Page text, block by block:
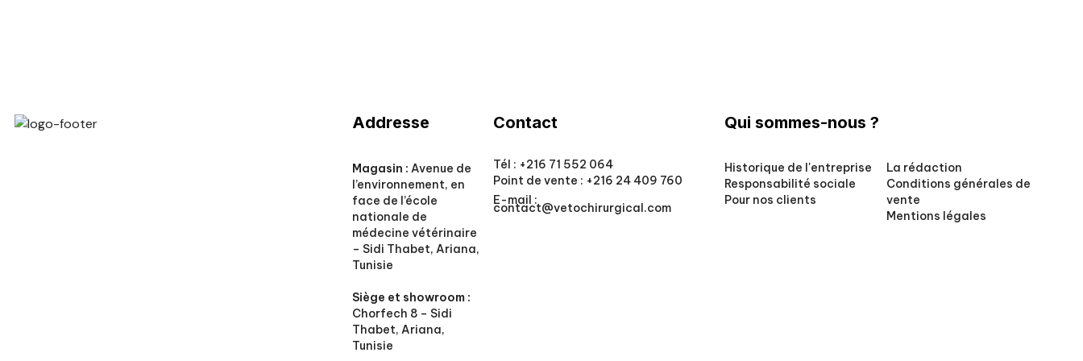
Addresse
Magasin : Avenue de
l’environnement, en
face de l’école
nationale de
médecine vétérinaire
– Sidi Thabet, Ariana,
Tunisie
Siège et showroom :
Chorfech 8 – Sidi
Thabet, Ariana,
Tunisie
Contact
Tél : +216 71 552 064
Point de vente : +216 24 409 760
E-mail :
contact@vetochirurgical.com
Qui sommes-nous ?
Historique de l'entreprise
Responsabilité sociale
Pour nos clients
La rédaction
Conditions générales de
vente
Mentions légales